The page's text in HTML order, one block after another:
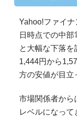
Yahoo!ファイ
日時点での中
と大幅な下落
1,444円から
方の安値が目立
市場関係者から
レベルになっ